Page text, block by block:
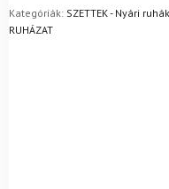
FoxPost1 500Ft
Nem biztos a
egyszerűen
Kategóriák: SZETTEK - Nyári ruhák
RUHÁZAT